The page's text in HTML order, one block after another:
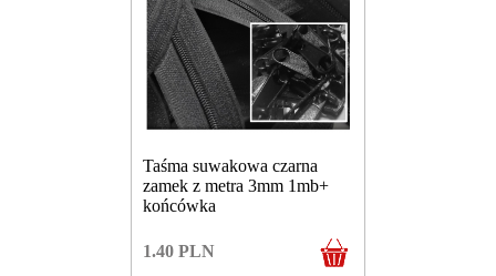
Taśma suwakowa czarna
zamek z metra 3mm 1mb+
końcówka
1.40 PLN